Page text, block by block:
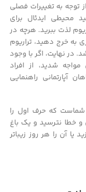
توجه به تغییرات فصلی
محیطی ایدئال برای
لذت ببرید. هرچه در
به خرج دهید، تراریوم
در نهایت، اگر با وجود
شدید، از افراد
آپارتمانی راهنمایی
شماست که حرف اول را
خطا نترسید و یک باغ
یا آن را هر روز زیباتر